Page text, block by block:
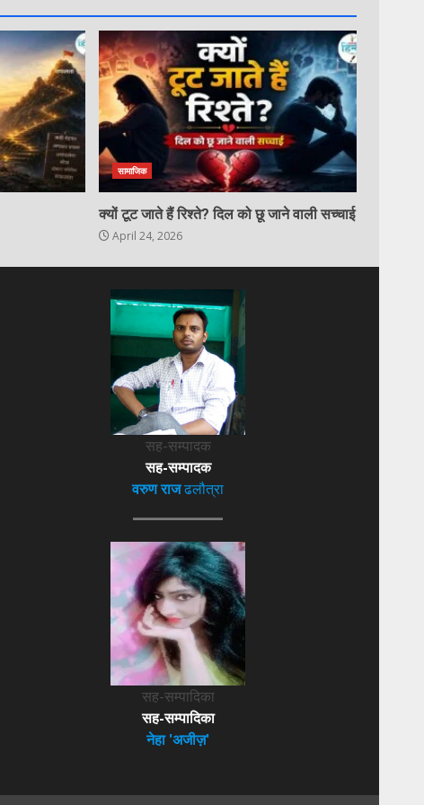
सामाजिक
क्यों टूट जाते हैं रिश्ते? दिल को छू जाने वाली सच्चाई
April 24, 2026
सह-सम्पादक
सह-सम्पादक
वरुण राजढलौत्रा
सह-सम्पादिका
सह-सम्पादिका
नेहा 'अजीज़'